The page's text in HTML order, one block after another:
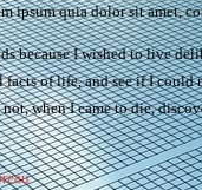
ipsum quia dolor sit amet,
because I wished to live
facts of life, and see if I could
not, when I came to die,